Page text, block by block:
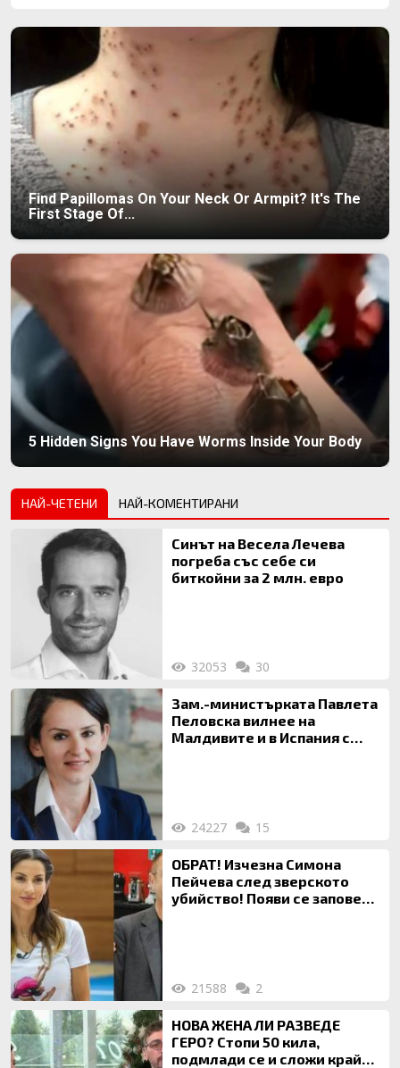
Find Papillomas On Your Neck Or Armpit? It's The
First Stage Of...
5 Hidden Signs You Have Worms Inside Your Body
НАЙ-ЧЕТЕНИ НАЙ-КОМЕНТИРАНИ
Синът на Весела Лечева
погреба със себе си
биткойни за 2 млн. евро
32053 30
Зам.-министърката Павлета
Пеловска вилнее на
Малдивите и в Испания с
24227 15
ОБРАТ! Изчезна Симона
Пейчева след зверското
убийство! Появи се заповед
21588 2
НОВА ЖЕНА ЛИ РАЗВЕДЕ
ГЕРО? Стопи 50 кила,
подмлади се и сложи край